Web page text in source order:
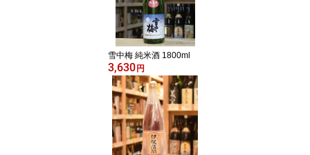
雪中梅 純米酒 1800ml
3,630 円